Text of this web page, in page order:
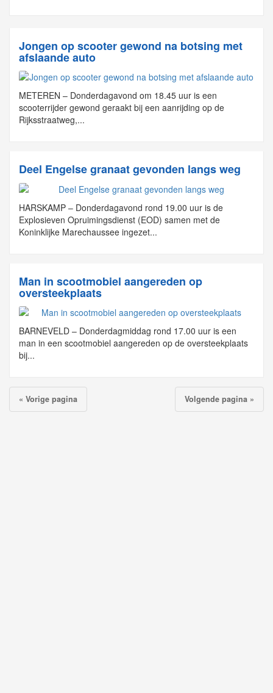
Jongen op scooter gewond na botsing met
afslaande auto
METEREN – Donderdagavond om 18.45 uur is een
scooterrijder gewond geraakt bij een aanrijding op de
Rijksstraatweg,...
Deel Engelse granaat gevonden langs weg
HARSKAMP – Donderdagavond rond 19.00 uur is de
Explosieven Opruimingsdienst (EOD) samen met de
Koninklijke Marechaussee ingezet...
Man in scootmobiel aangereden op
oversteekplaats
BARNEVELD – Donderdagmiddag rond 17.00 uur is een
man in een scootmobiel aangereden op de oversteekplaats
bij...
« Vorige pagina Volgende pagina »